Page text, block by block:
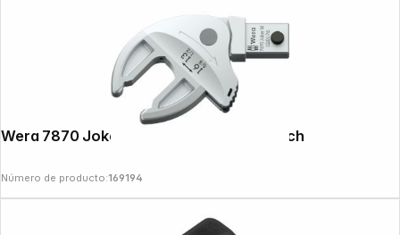
Wera 7870 Joker M Self-Adjusting Wrench
Número de producto:169194